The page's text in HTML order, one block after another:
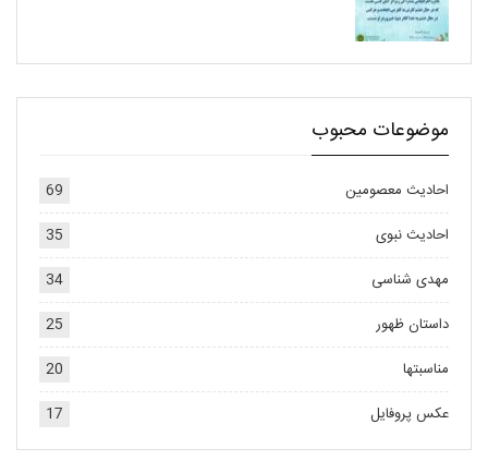
موضوعات محبوب
احادیث معصومین
69
احادیث نبوی
35
مهدی شناسی
34
داستان ظهور
25
مناسبتها
20
عکس پروفایل
17